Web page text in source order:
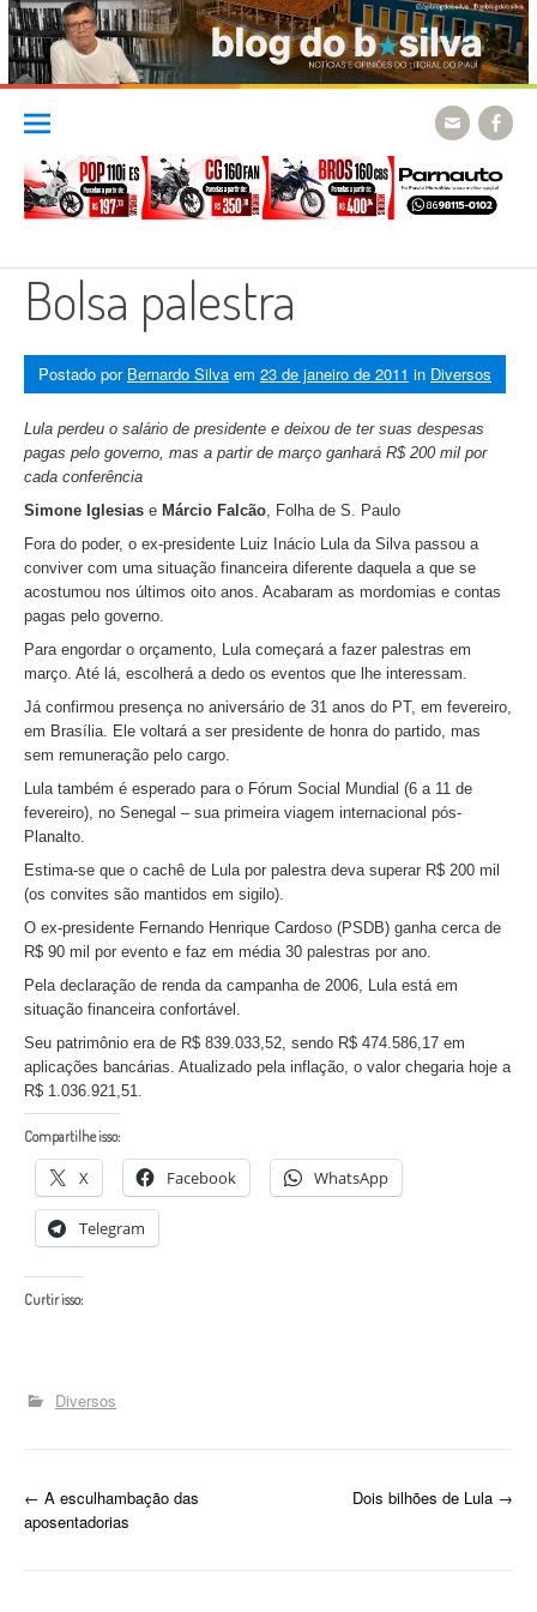
Skip
content
Bolsa palestra
Postado por Bernardo Silva em 23 de janeiro de 2011 in Diversos
Lula perdeu o salário de presidente e deixou de ter suas despesas
pagas pelo governo, mas a partir de março ganhará R$ 200 mil por
cada conferência
Simone Iglesias e Márcio Falcão , Folha de S. Paulo
Fora do poder, o ex-presidente Luiz Inácio Lula da Silva passou a
conviver com uma situação financeira diferente daquela a que se
acostumou nos últimos oito anos. Acabaram as mordomias e contas
pagas pelo governo.
Para engordar o orçamento, Lula começará a fazer palestras em
março. Até lá, escolherá a dedo os eventos que lhe interessam.
Já confirmou presença no aniversário de 31 anos do PT, em fevereiro,
em Brasília. Ele voltará a ser presidente de honra do partido, mas
sem remuneração pelo cargo.
Lula também é esperado para o Fórum Social Mundial (6 a 11 de
fevereiro), no Senegal – sua primeira viagem internacional pós-
Planalto.
Estima-se que o cachê de Lula por palestra deva superar R$ 200 mil
(os convites são mantidos em sigilo).
O ex-presidente Fernando Henrique Cardoso (PSDB) ganha cerca de
R$ 90 mil por evento e faz em média 30 palestras por ano.
Pela declaração de renda da campanha de 2006, Lula está em
situação financeira confortável.
Seu patrimônio era de R$ 839.033,52, sendo R$ 474.586,17 em
aplicações bancárias. Atualizado pela inflação, o valor chegaria hoje a
R$ 1.036.921,51.
Compartilhe isso:
X Facebook WhatsApp
Telegram
Curtir isso:
Diversos
P
← A esculhambação das
aposentadorias
Dois bilhões de Lula →